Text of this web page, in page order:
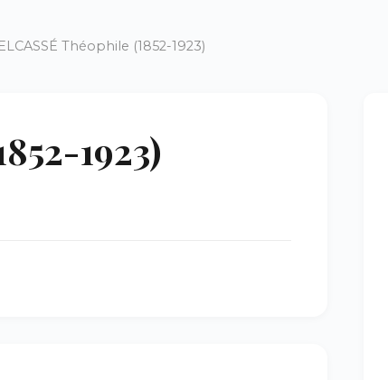
Théophile (1852-1923)
1923)